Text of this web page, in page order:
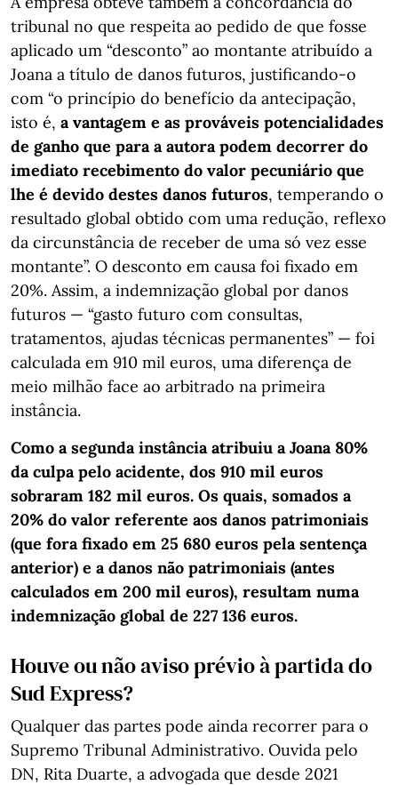
tribunal no que respeita ao pedido de que fosse
aplicado um “desconto” ao montante atribuído a
Joana a título de danos futuros, justificando-o
com “o princípio do benefício da antecipação,
isto é, a vantagem e as prováveis potencialidades
de ganho que para a autora podem decorrer do
imediato recebimento do valor pecuniário que
lhe é devido destes danos futuros, temperando o
resultado global obtido com uma redução, reflexo
da circunstância de receber de uma só vez esse
montante”. O desconto em causa foi fixado em
20%. Assim, a indemnização global por danos
futuros — “gasto futuro com consultas,
tratamentos, ajudas técnicas permanentes” — foi
calculada em 910 mil euros, uma diferença de
meio milhão face ao arbitrado na primeira
instância.
Como a segunda instância atribuiu a Joana 80%
da culpa pelo acidente, dos 910 mil euros
sobraram 182 mil euros. Os quais, somados a
20% do valor referente aos danos patrimoniais
(que fora fixado em 25 680 euros pela sentença
anterior) e a danos não patrimoniais (antes
calculados em 200 mil euros), resultam numa
indemnização global de 227 136 euros.
Houve ou não aviso prévio à partida do
Sud Express?
Qualquer das partes pode ainda recorrer para o
Supremo Tribunal Administrativo. Ouvida pelo
DN, Rita Duarte, a advogada que desde 2021